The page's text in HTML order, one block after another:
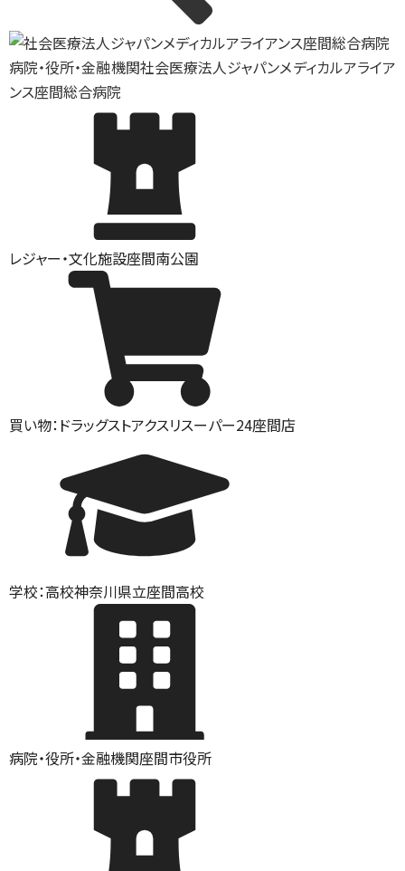
病院・役所・金融機関社会医療法人ジャパンメディカルアライア
ンス座間総合病院
レジャー・文化施設座間南公園
買い物：ドラッグストアクスリスーパー24座間店
学校：高校神奈川県立座間高校
病院・役所・金融機関座間市役所